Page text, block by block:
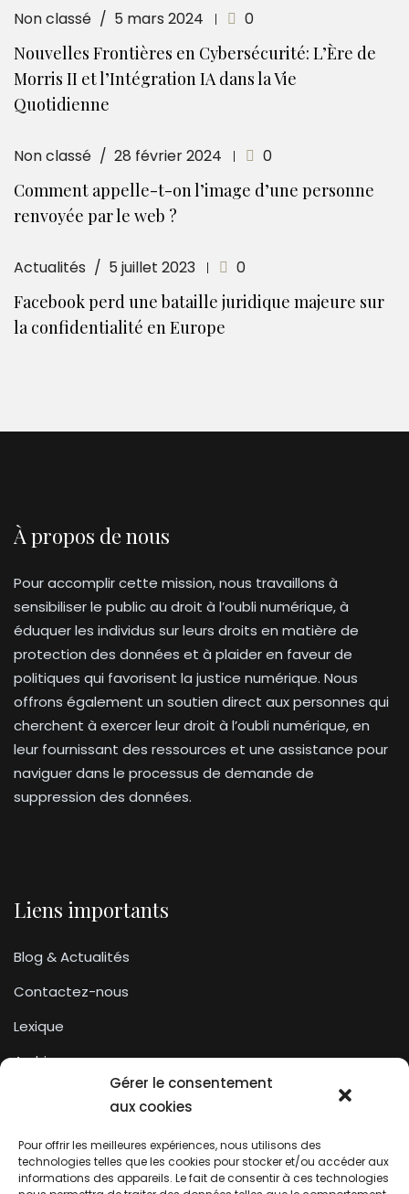
Gérer le consentement
aux cookies
Pour offrir les meilleures expériences, nous utilisons des
technologies telles que les cookies pour stocker et/ou accéder aux
informations des appareils. Le fait de consentir à ces technologies
Non classé 5 mars 2024 0
Nouvelles Frontières en Cybersécurité: L’Ère de
Morris II et l’Intégration IA dans la Vie
Quotidienne
Non classé 28 février 2024 0
Comment appelle-t-on l’image d’une personne
renvoyée par le web ?
Actualités 5 juillet 2023 0
Facebook perd une bataille juridique majeure sur
la confidentialité en Europe
À propos de nous
Pour accomplir cette mission, nous travaillons à
sensibiliser le public au droit à l’oubli numérique, à
éduquer les individus sur leurs droits en matière de
protection des données et à plaider en faveur de
politiques qui favorisent la justice numérique. Nous
offrons également un soutien direct aux personnes qui
cherchent à exercer leur droit à l’oubli numérique, en
leur fournissant des ressources et une assistance pour
naviguer dans le processus de demande de
suppression des données.
Liens importants
Blog & Actualités
Contactez-nous
Lexique
Archives
Contactez-nous